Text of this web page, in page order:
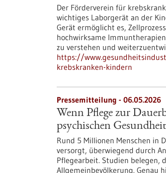
Der Förderverein für
wichtiges Laborgerät an der
Gerät ermöglicht es,
hochwirksame
zu verstehen und
https://
krebskranken-kindern
Pressemitteilung - 06.05.2026
Wenn Pflege zur
psychischen
Rund 5 Millionen Menschen in
versorgt, überwiegend durch
Pflegearbeit. Studien belegen,
Allgemeinbevölkerung. Genau